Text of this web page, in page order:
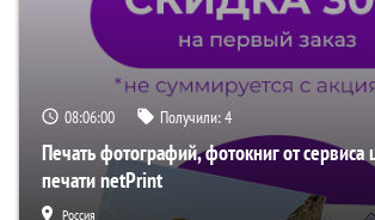
08:05:59 Получили:4
Печать фотографий, фотокниг от
печати netPrint
Россия